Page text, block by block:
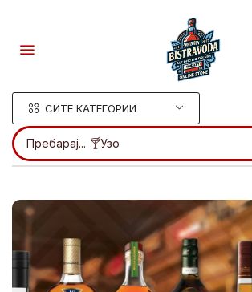
СИТЕ КАТЕГОРИИ
Пребарај... 🍸Узо